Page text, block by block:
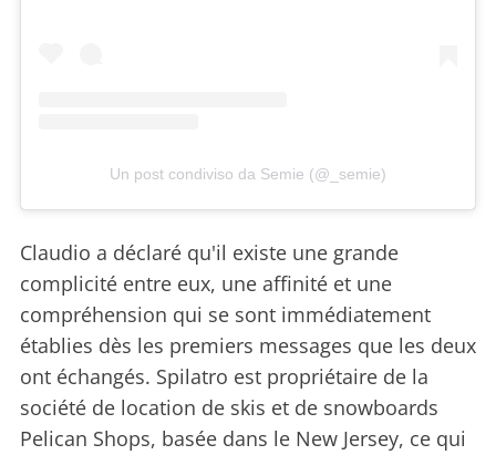
Un post condiviso da Semie (@_semie)
Claudio a déclaré qu'il existe une grande
complicité entre eux, une affinité et une
compréhension qui se sont immédiatement
établies dès les premiers messages que les deux
ont échangés. Spilatro est propriétaire de la
société de location de skis et de snowboards
Pelican Shops, basée dans le New Jersey, ce qui